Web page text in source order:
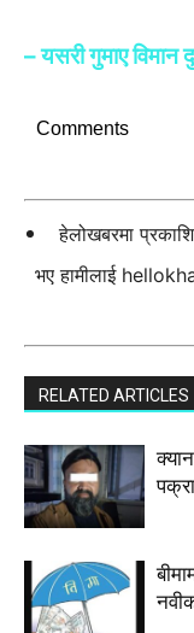
– यसरी गुमाए विमान
Comments
हेलोखबरमा
भए हामीलाई
RELATED ARTICLES